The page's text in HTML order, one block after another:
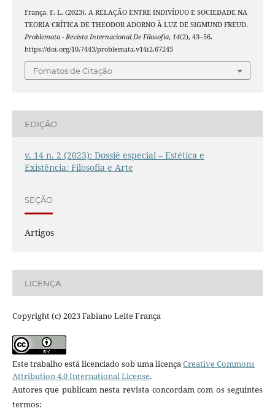
França, F. L. (2023). A RELAÇÃO ENTRE INDIVÍDUO E SOCIEDADE NA
TEORIA CRÍTICA DE THEODOR ADORNO À LUZ DE SIGMUND FREUD.
Problemata - Revista Internacional De Filosofia, 14(2), 43–56.
https://doi.org/10.7443/problemata.v14i2.67245
Fomatos de Citação
EDIÇÃO
v. 14 n. 2 (2023): Dossiê especial – Estética e
Existência: Filosofia e Arte
SEÇÃO
Artigos
LICENÇA
Copyright (c) 2023 Fabiano Leite França
Este trabalho está licenciado sob uma licençaCreative Commons
Attribution 4.0 International License.
Autores que publicam nesta revista concordam com os seguintes
termos: